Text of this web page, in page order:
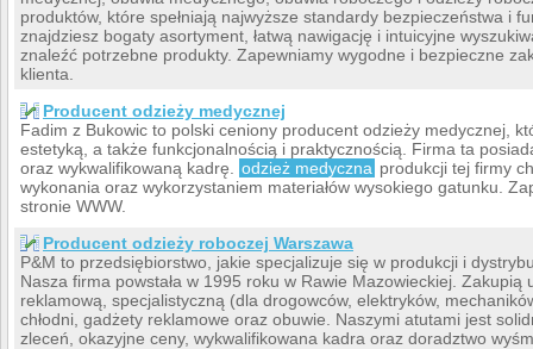
produktów, które spełniają najwyższe standardy bezpieczeństwa i
znajdziesz bogaty asortyment, łatwą nawigację i intuicyjne
znaleźć potrzebne produkty. Zapewniamy wygodne i bezpieczne
klienta.
Producent odzieży medycznej
Fadim z Bukowic to polski ceniony producent odzieży medycznej,
estetyką, a także funkcjonalnością i praktycznością. Firma ta
oraz wykwalifikowaną kadrę.
odzież medyczna produkcji tej firmy
wykonania oraz wykorzystaniem materiałów wysokiego gatunku.
stronie WWW.
Producent odzieży roboczej Warszawa
P&M to przedsiębiorstwo, jakie specjalizuje się w produkcji i
Nasza firma powstała w 1995 roku w Rawie Mazowieckiej.
reklamową, specjalistyczną (dla drogowców, elektryków,
chłodni, gadżety reklamowe oraz obuwie. Naszymi atutami jest
zleceń, okazyjne ceny, wykwalifikowana kadra oraz doradztwo